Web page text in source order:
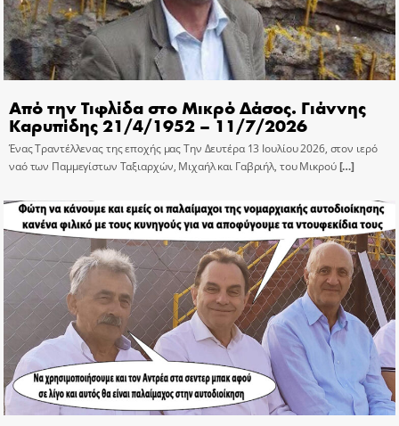
Από την Τιφλίδα στο Μικρό Δάσος. Γιάννης
Καρυπίδης 21/4/1952 – 11/7/2026
Ένας Τραντέλλενας της εποχής μας Την Δευτέρα 13 Ιουλίου 2026, στον ιερό
ναό των Παμμεγίστων Ταξιαρχών, Μιχαήλ και Γαβριήλ, του Μικρού[…]